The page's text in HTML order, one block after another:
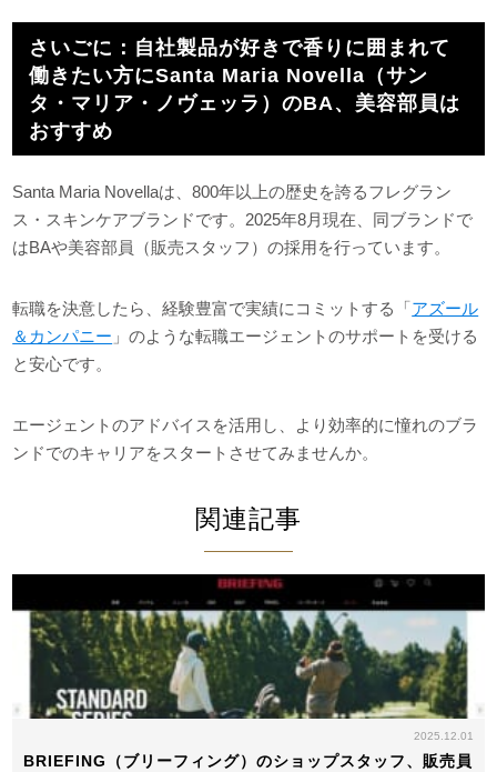
さいごに：自社製品が好きで香りに囲まれて
働きたい方にSanta Maria Novella（サン
タ・マリア・ノヴェッラ）のBA、美容部員は
おすすめ
Santa Maria Novellaは、800年以上の歴史を誇るフレグラン
ス・スキンケアブランドです。2025年8月現在、同ブランドで
はBAや美容部員（販売スタッフ）の採用を行っています。
転職を決意したら、経験豊富で実績にコミットする「アズール
＆カンパニー 」のような転職エージェントのサポートを受ける
と安心です。
エージェントのアドバイスを活用し、より効率的に憧れのブラ
ンドでのキャリアをスタートさせてみませんか。
関連記事
2025.12.01
BRIEFING（ブリーフィング）のショップスタッフ、販売員